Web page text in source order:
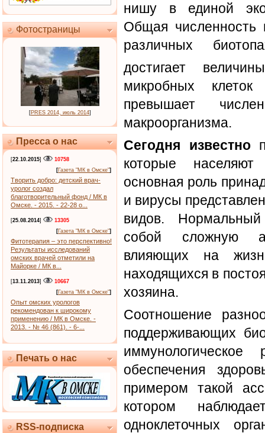
Фотостраницы
[PRES 2014, июль 2014]
Пресса о нас
[22.10.2015]
10758
[Газета "МК в Омске"]
Творить добро: детский врач-
уролог создал
благотворительный фонд / МК в
Омске. - 2015. - 22-28 о...
[25.08.2014]
13305
[Газета "МК в Омске"]
Фитотерапия – это перспективно!
Результаты исследований
омских врачей отметили на
Майорке / МК в...
[13.11.2013]
10667
[Газета "МК в Омске"]
Опыт омских урологов
рекомендован к широкому
применению / МК в Омске. -
2013. - № 46 (861). - 6-...
Печать о нас
RSS-подписка
нишу в единой
Общая численность
различных
достигает
микробных
превышает
макроорганизма.
Сегодня известно
которые
основная роль
и вирусы
видов. Нормальный
собой сложную
влияющих на
находящихся в
хозяина.
Соотношение
поддерживающих
обеспечения
примером такой
котором
одноклеточных